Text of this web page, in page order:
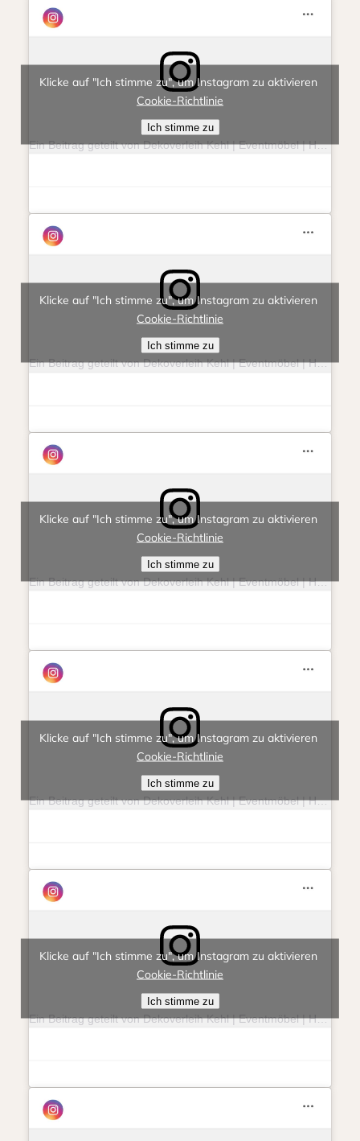
Ein Beitrag geteilt von Dekoverleih Kehl | Eventmöbel | Hochzeit | Feierlichkeit (@eventlieberitt)
Klicke auf "Ich stimme zu", um Instagram zu aktivieren
Cookie-Richtlinie
Ich stimme zu
Ein Beitrag geteilt von Dekoverleih Kehl | Eventmöbel | Hochzeit | Feierlichkeit (@eventlieberitt)
Klicke auf "Ich stimme zu", um Instagram zu aktivieren
Cookie-Richtlinie
Ich stimme zu
Ein Beitrag geteilt von Dekoverleih Kehl | Eventmöbel | Hochzeit | Feierlichkeit (@eventlieberitt)
Klicke auf "Ich stimme zu", um Instagram zu aktivieren
Cookie-Richtlinie
Ich stimme zu
Ein Beitrag geteilt von Dekoverleih Kehl | Eventmöbel | Hochzeit | Feierlichkeit (@eventlieberitt)
Klicke auf "Ich stimme zu", um Instagram zu aktivieren
Cookie-Richtlinie
Ich stimme zu
Ein Beitrag geteilt von Dekoverleih Kehl | Eventmöbel | Hochzeit | Feierlichkeit (@eventlieberitt)
Klicke auf "Ich stimme zu", um Instagram zu aktivieren
Cookie-Richtlinie
Ich stimme zu